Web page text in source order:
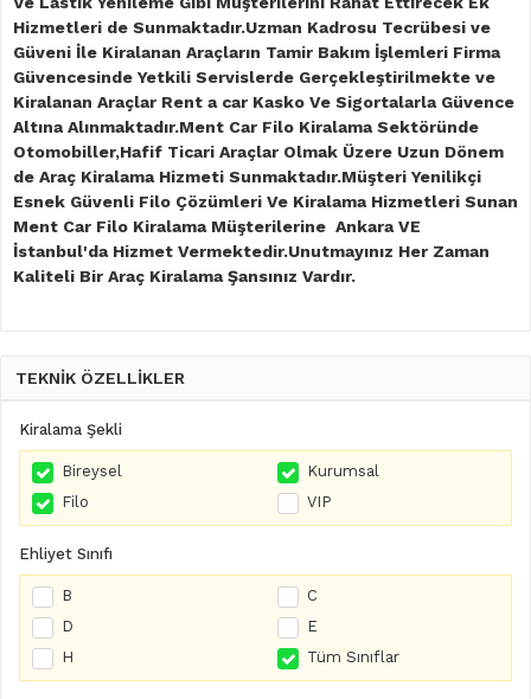
Hizmetleri de Sunmaktadır.Uzman Kadrosu Tecrübesi ve
Güveni İle Kiralanan Araçların Tamir Bakım İşlemleri Firma
Güvencesinde Yetkili Servislerde Gerçekleştirilmekte ve
Kiralanan Araçlar Rent a car Kasko Ve Sigortalarla Güvence
Altına Alınmaktadır.Ment Car Filo Kiralama Sektöründe
Otomobiller,Hafif Ticari Araçlar Olmak Üzere Uzun Dönem
de Araç Kiralama Hizmeti Sunmaktadır.Müşteri Yenilikçi
Esnek Güvenli Filo Çözümleri Ve Kiralama Hizmetleri Sunan
Ment Car Filo Kiralama Müşterilerine Ankara VE
İstanbul'da Hizmet Vermektedir.Unutmayınız Her Zaman
Kaliteli Bir Araç Kiralama Şansınız Vardır.
TEKNİK ÖZELLİKLER
Kiralama Şekli
Bireysel
Kurumsal
Filo
VIP
Ehliyet Sınıfı
B
C
D
E
H
Tüm Sınıflar